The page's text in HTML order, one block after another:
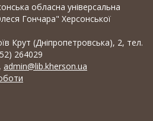
обласна універсальна
Гончара" Херсонської
Крут (Дніпропетровська), 2, тел.
264029
, admin@lib.kherson.ua